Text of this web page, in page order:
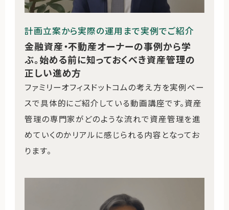
計画立案から実際の運用まで実例でご紹介
金融資産・不動産オーナーの事例から学
ぶ。始める前に知っておくべき資産管理の
正しい進め方
ファミリーオフィスドットコムの考え方を実例ベー
スで具体的にご紹介している動画講座です。資産
管理の専門家がどのような流れで資産管理を進
めていくのかリアルに感じられる内容となってお
ります。